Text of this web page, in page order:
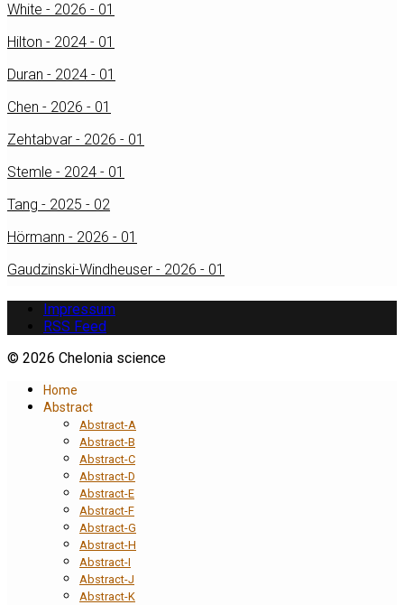
White - 2026 - 01
Hilton - 2024 - 01
Duran - 2024 - 01
Chen - 2026 - 01
Zehtabvar - 2026 - 01
Stemle - 2024 - 01
Tang - 2025 - 02
Hörmann - 2026 - 01
Gaudzinski-Windheuser - 2026 - 01
Impressum
RSS Feed
© 2026 Chelonia science
Home
Abstract
Abstract-A
Abstract-B
Abstract-C
Abstract-D
Abstract-E
Abstract-F
Abstract-G
Abstract-H
Abstract-I
Abstract-J
Abstract-K